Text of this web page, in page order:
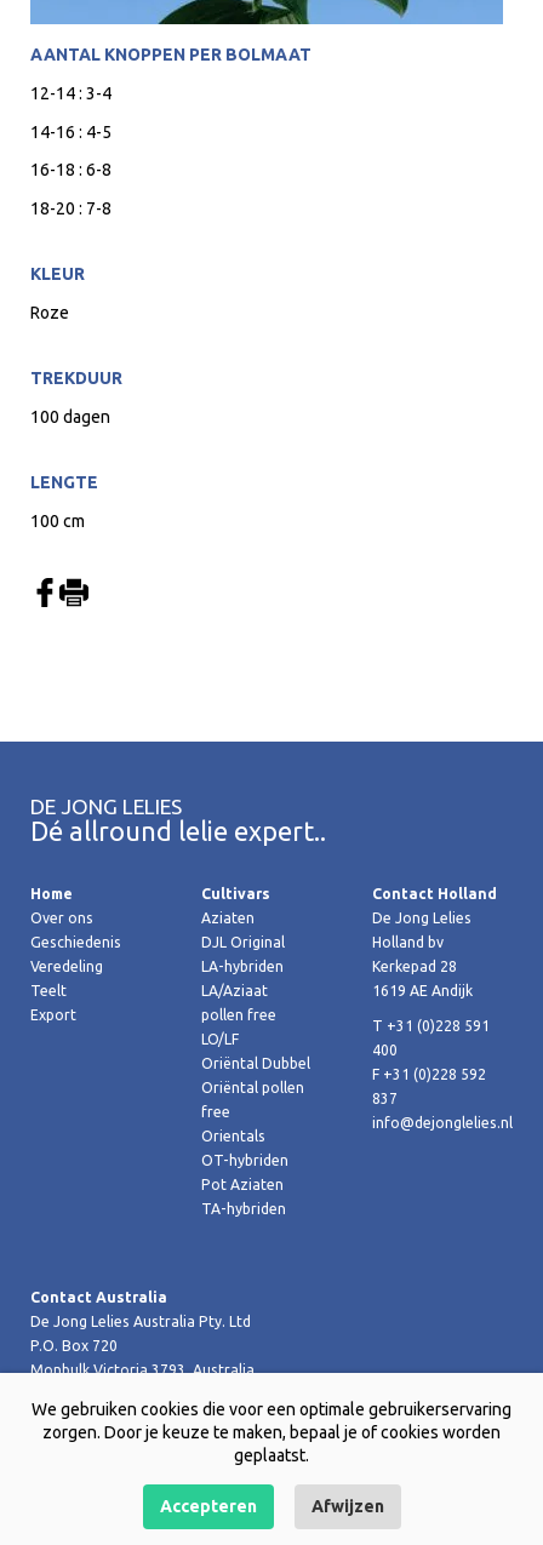
AANTAL KNOPPEN PER BOLMAAT
12-14 : 3-4
14-16 : 4-5
16-18 : 6-8
18-20 : 7-8
KLEUR
Roze
TREKDUUR
100 dagen
LENGTE
100 cm
DE JONG LELIES
Dé allround lelie expert..
Home
Over ons
Geschiedenis
Veredeling
Teelt
Export
Cultivars
Aziaten
DJL Original
LA-hybriden
LA/Aziaat
pollen free
LO/LF
Oriëntal Dubbel
Oriëntal pollen
free
Orientals
OT-hybriden
Pot Aziaten
TA-hybriden
Contact Holland
De Jong Lelies
Holland bv
Kerkepad 28
1619 AE Andijk
T +31 (0)228 591
400
F +31 (0)228 592
837
info@dejonglelies.nl
Contact Australia
De Jong Lelies Australia Pty. Ltd
P.O. Box 720
Monbulk Victoria 3793, Australia
T +61 (0)359 619 188
F +61 (0)359 619 199 joost@dejongleliesaustralia.com.au
Copyright © 2026 De Jong Lelies Holland bv |Website door Creative
We gebruiken cookies die voor een optimale gebruikerservaring
zorgen. Door je keuze te maken, bepaal je of cookies worden
geplaatst.
Accepteren Afwijzen